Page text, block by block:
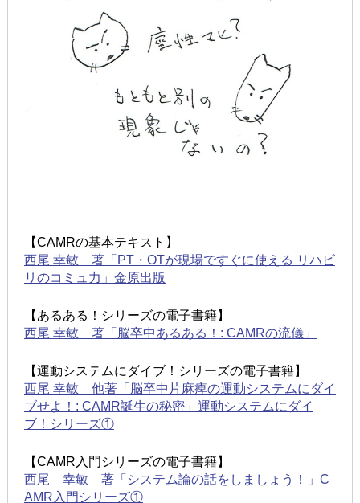
【CAMRの基本テキスト】
西尾 幸敏 著「PT・OTが現場ですぐに使える リハビ
リのコミュ力」金原出版
【あるある！シリーズの電子書籍】
西尾 幸敏 著「脳卒中あるある！: CAMRの流儀」
【運動システムにダイブ！シリーズの電子書籍】
西尾 幸敏 他著「脳卒中片麻痺の運動システムにダイ
ブせよ！: CAMR誕生の秘密」運動システムにダイ
ブ！シリーズ①
【CAMR入門シリーズの電子書籍】
西尾 幸敏 著「システム論の話をしましょう！」C
AMR入門シリーズ①